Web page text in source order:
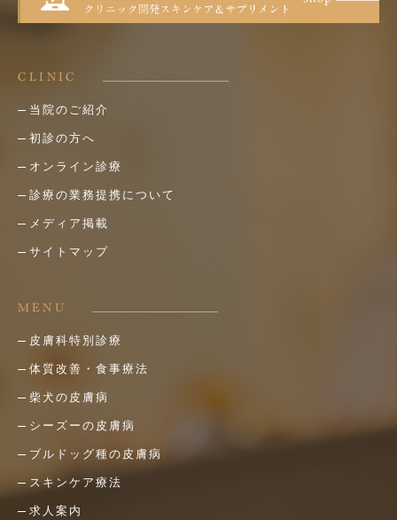
CLINIC
当院のご紹介
初診の方へ
オンライン診療
診療の業務提携について
メディア掲載
サイトマップ
MENU
皮膚科特別診療
体質改善・食事療法
柴犬の皮膚病
シーズーの皮膚病
ブルドッグ種の皮膚病
スキンケア療法
求人案内